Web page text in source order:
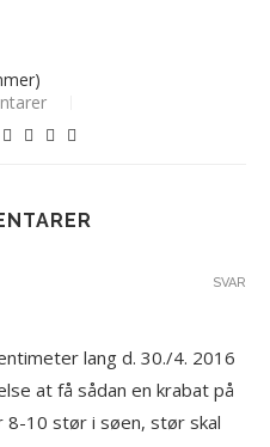
lang d. 30./4. 2016
at få sådan en krabat på
10 stør i søen, stør skal
SVAR